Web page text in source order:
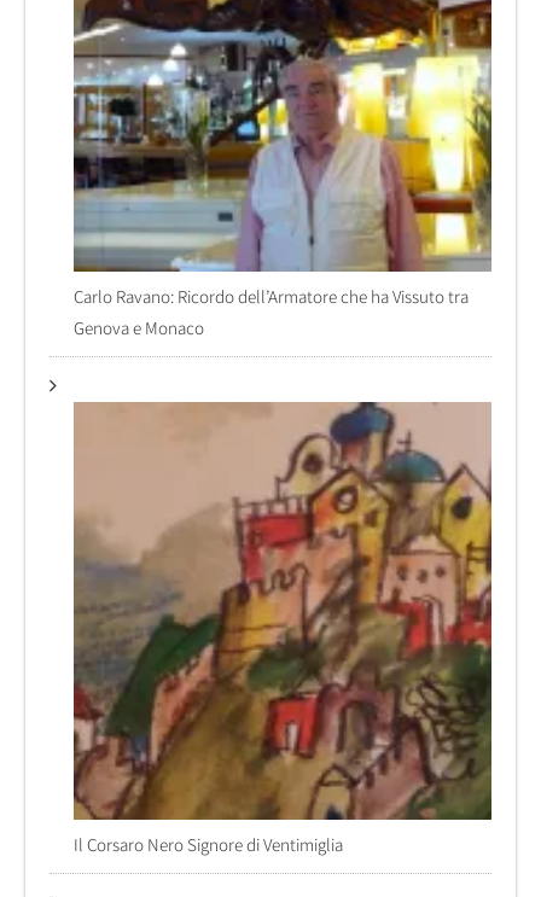
Carlo Ravano: Ricordo dell’Armatore che ha Vissuto tra
Genova e Monaco
Il Corsaro Nero Signore di Ventimiglia